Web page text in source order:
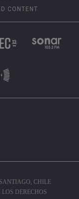
CONTENT
CHILE
DERECHOS